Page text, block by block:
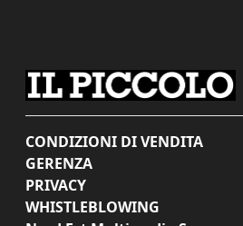
CONDIZIONI DI VENDITA
GERENZA
PRIVACY
WHISTLEBLOWING